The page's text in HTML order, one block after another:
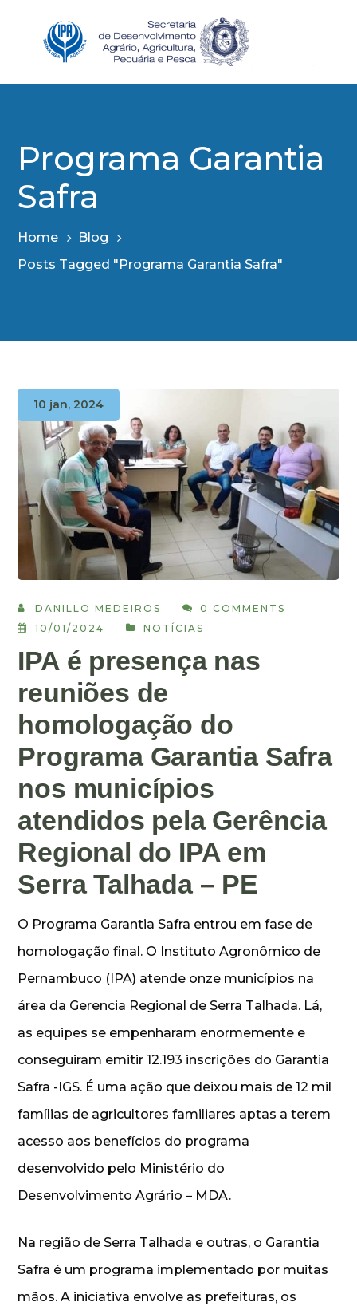
Programa Garantia
Safra
Home
Blog
Posts Tagged "Programa Garantia Safra"
10 jan, 2024
DANILLO MEDEIROS
0 COMMENTS
10/01/2024
NOTÍCIAS
IPA é presença nas
reuniões de
homologação do
Programa Garantia Safra
nos municípios
atendidos pela Gerência
Regional do IPA em
Serra Talhada – PE
O Programa Garantia Safra entrou em fase de
homologação final. O Instituto Agronômico de
Pernambuco (IPA) atende onze municípios na
área da Gerencia Regional de Serra Talhada. Lá,
as equipes se empenharam enormemente e
conseguiram emitir 12.193 inscrições do Garantia
Safra -IGS. É uma ação que deixou mais de 12 mil
famílias de agricultores familiares aptas a terem
acesso aos benefícios do programa
desenvolvido pelo Ministério do
Desenvolvimento Agrário – MDA.
Na região de Serra Talhada e outras, o Garantia
Safra é um programa implementado por muitas
mãos. A iniciativa envolve as prefeituras, os